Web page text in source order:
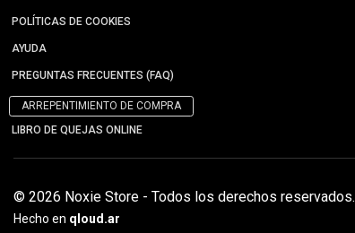
POLÍTICAS DE COOKIES
AYUDA
PREGUNTAS FRECUENTES (FAQ)
ARREPENTIMIENTO DE COMPRA
LIBRO DE QUEJAS ONLINE
© 2026 Noxie Store - Todos los derechos reservados.
Hecho en qloud.ar